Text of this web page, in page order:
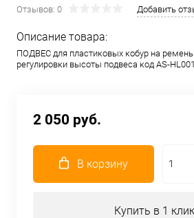
Отзывов: 0 Добавить
Описание товара:
ПОДВЕС для пластиковых кобур на
регулировки высоты подвеса код AS-
2 050 руб.
В корзину
Купить в 1 клик